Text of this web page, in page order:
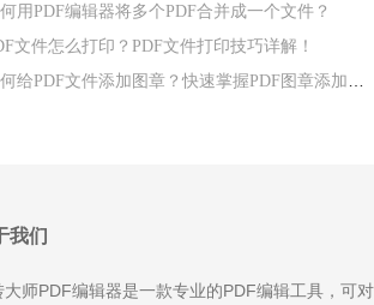
用PDF编辑器将多个PDF合并成一个文件？
文件怎么打印？PDF文件打印技巧详解！
给PDF文件添加图章？快速掌握PDF图章添加方法！
我们
大师PDF编辑器是一款专业的PDF编辑工具，可对